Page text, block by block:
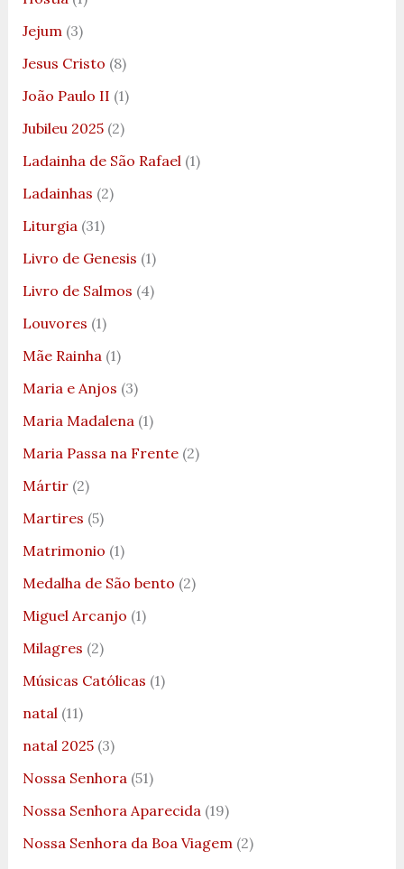
Jejum(3)
Jesus Cristo (8)
João Paulo II (1)
Jubileu 2025(2)
Ladainha de São Rafael(1)
Ladainhas (2)
Liturgia(31)
Livro de Genesis (1)
Livro de Salmos (4)
Louvores (1)
Mãe Rainha(1)
Maria e Anjos (3)
Maria Madalena(1)
Maria Passa na Frente(2)
Mártir(2)
Martires (5)
Matrimonio (1)
Medalha de São bento (2)
Miguel Arcanjo (1)
Milagres (2)
Músicas Católicas (1)
natal(11)
natal 2025(3)
Nossa Senhora(51)
Nossa Senhora Aparecida(19)
Nossa Senhora da Boa Viagem(2)